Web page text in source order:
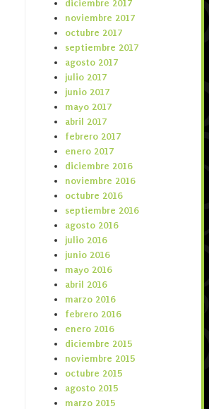
diciembre 2017
noviembre 2017
octubre 2017
septiembre 2017
agosto 2017
julio 2017
junio 2017
mayo 2017
abril 2017
febrero 2017
enero 2017
diciembre 2016
noviembre 2016
octubre 2016
septiembre 2016
agosto 2016
julio 2016
junio 2016
mayo 2016
abril 2016
marzo 2016
febrero 2016
enero 2016
diciembre 2015
noviembre 2015
octubre 2015
agosto 2015
marzo 2015